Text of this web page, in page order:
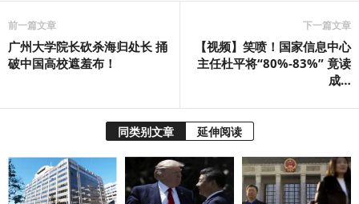
前一篇文章
广州大学院长砍杀海归处长 捅
破中国高校遮羞布！
下一篇文章
【视频】笑喷！国家信息中心
主任杜平将“80%-83%” 竟读
成…
同类别文章 延伸阅读